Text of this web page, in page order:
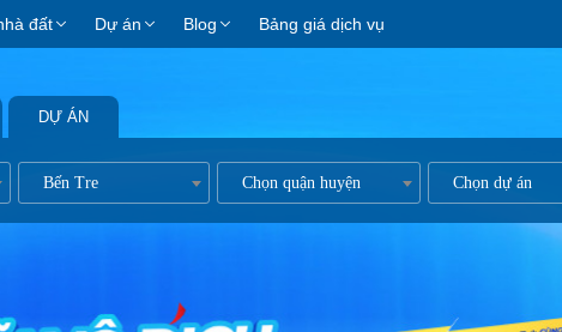
đất Dự án Blog Bảng giá dịch vụ
DỰ ÁN
Bến Tre Chọn quận huyện Chọn dự án